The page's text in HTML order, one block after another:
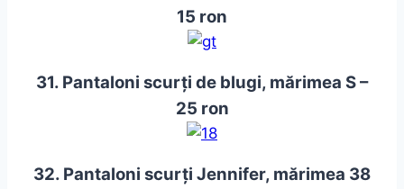
15 ron
31. Pantaloni scurți de blugi, mărimea S –
25 ron
32. Pantaloni scurți Jennifer, mărimea 38